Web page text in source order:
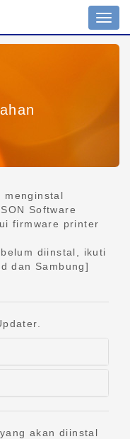
menginstal
Software
firmware printer
diinstal, ikuti
dan Sambung]
akan diinstal